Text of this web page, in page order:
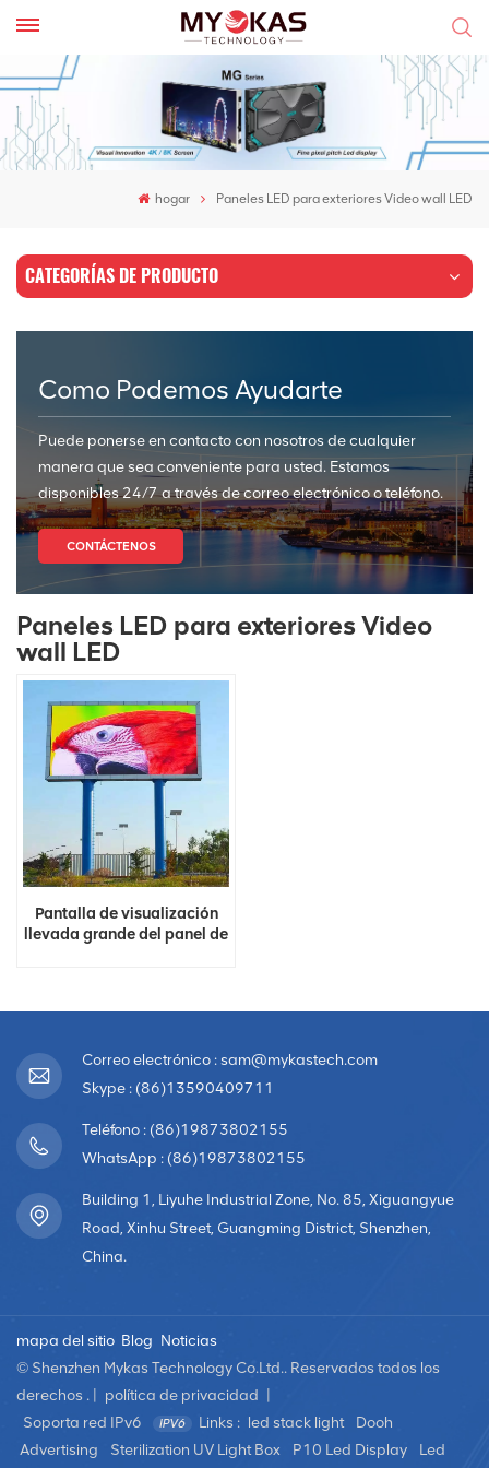
hogar Paneles LED para exteriores Video wall LED
CATEGORÍAS DE PRODUCTO
Como Podemos Ayudarte
Puede ponerse en contacto con nosotros de cualquier
manera que sea conveniente para usted. Estamos
disponibles 24/7 a través de correo electrónico o teléfono.
CONTÁCTENOS
Paneles LED para exteriores Video
wall LED
Pantalla de visualización
llevada grande del panel de
Correo electrónico : sam@mykastech.com
Skype : (86)13590409711
Teléfono : (86)19873802155
WhatsApp : (86)19873802155
Building 1, Liyuhe Industrial Zone, No. 85, Xiguangyue
Road, Xinhu Street, Guangming District, Shenzhen,
China.
mapa del sitio Blog Noticias
© Shenzhen Mykas Technology Co.Ltd.. Reservados todos los
derechos . |
política de privacidad
Soporta red IPv6
Links : led stack light
Dooh
Advertising
Sterilization UV Light Box P10 Led Display
Led